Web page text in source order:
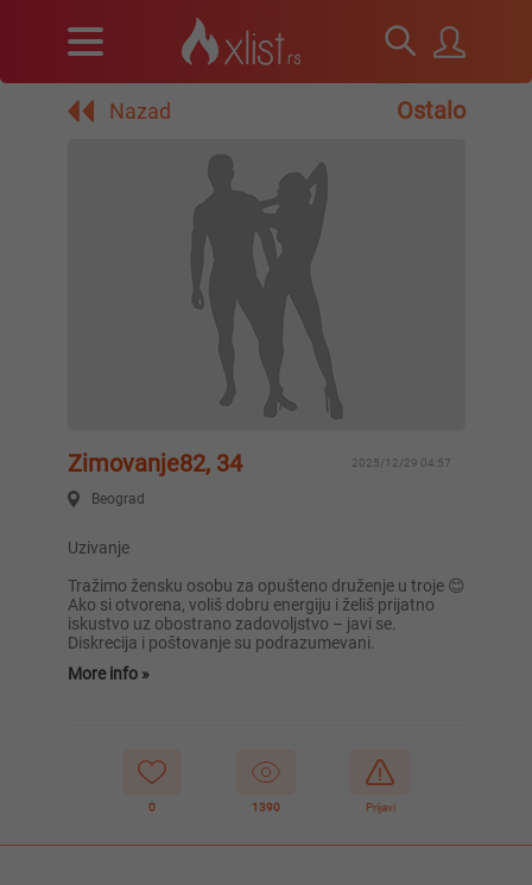
Nazad Ostalo
Zimovanje82, 34 2025/12/29 04:57
Beograd
Uzivanje
Tražimo žensku osobu za opušteno druženje u troje 😊
Ako si otvorena, voliš dobru energiju i želiš prijatno
iskustvo uz obostrano zadovoljstvo – javi se.
Diskrecija i poštovanje su podrazumevani.
More info »
0 1390 Prijavi